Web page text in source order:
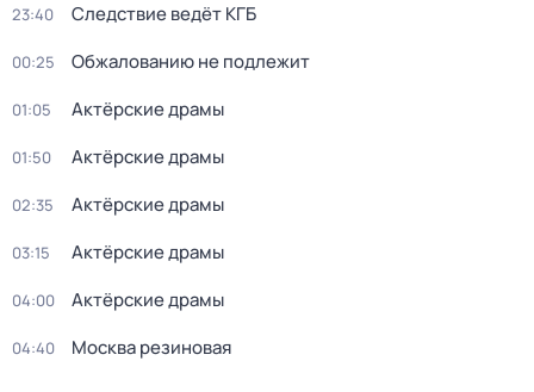
23:40 Следствие ведёт КГБ
00:25 Обжалованию не подлежит
01:05 Актёрские драмы
01:50 Актёрские драмы
02:35 Актёрские драмы
03:15 Актёрские драмы
04:00 Актёрские драмы
04:40 Москва резиновая